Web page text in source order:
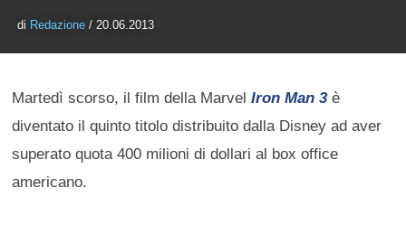
di Redazione / 20.06.2013
Martedì scorso, il film della MarvelIron Man 3è
diventato il quinto titolo distribuito dalla Disney ad aver
superato quota 400 milioni di dollari al box office
americano.